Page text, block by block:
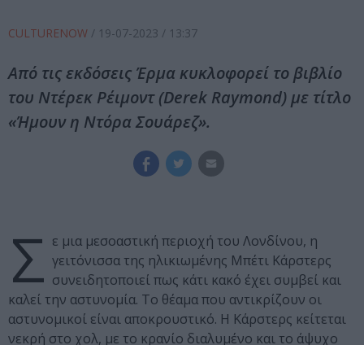
CULTURENOW / 19-07-2023 / 13:37
Από τις εκδόσεις Έρμα κυκλοφορεί το βιβλίο
του Ντέρεκ Ρέιμοντ (Derek Raymond) με τίτλο
«Ήμουν η Ντόρα Σουάρεζ».
Σ ε μια μεσοαστική περιοχή του Λονδίνου, η
γειτόνισσα της ηλικιωμένης Μπέτι Κάρστερς
συνειδητοποιεί πως κάτι κακό έχει συμβεί και
καλεί την αστυνομία. Το θέαμα που αντικρίζουν οι
αστυνομικοί είναι αποκρουστικό. Η Κάρστερς κείτεται
νεκρή στο χολ, με το κρανίο διαλυμένο και το άψυχο